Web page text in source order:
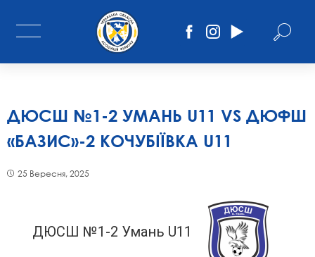
ДЮСШ №1-2 УМАНЬ U11 VS ДЮФШ
«БАЗИС»-2 КОЧУБІЇВКА U11
25 Вересня, 2025
ДЮСШ №1-2 Умань U11